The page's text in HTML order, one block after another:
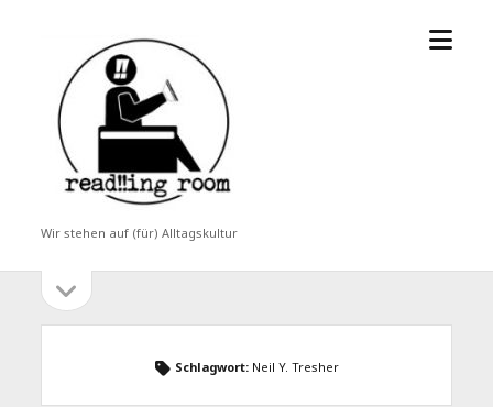
read!!ing
room
Wir stehen auf (für) Alltagskultur
Menü
Seitenleiste
öffnen
Schlagwort: Neil Y. Tresher